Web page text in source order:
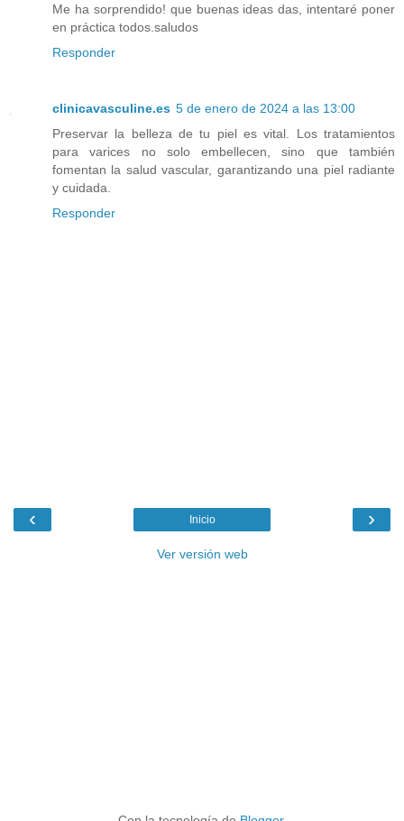
Me ha sorprendido! que buenas ideas das, intentaré poner
en práctica todos.saludos
Responder
clinicavasculine.es 5 de enero de 2024 a las 13:00
Preservar la belleza de tu piel es vital. Los tratamientos
para varices no solo embellecen, sino que también
fomentan la salud vascular, garantizando una piel radiante
y cuidada.
Responder
‹ ›
Inicio
Ver versión web